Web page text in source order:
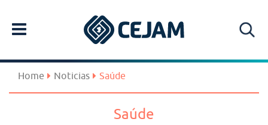
Home Noticias Saúde
Saúde